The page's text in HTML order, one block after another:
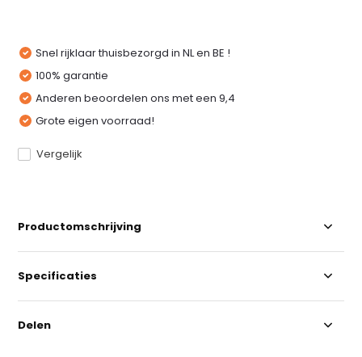
Snel rijklaar thuisbezorgd in NL en BE !
100% garantie
Anderen beoordelen ons met een 9,4
Grote eigen voorraad!
Vergelijk
Productomschrijving
Specificaties
Delen